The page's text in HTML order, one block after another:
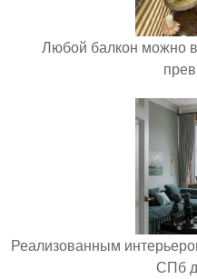
Любой балкон можно
Реализованным
СПб